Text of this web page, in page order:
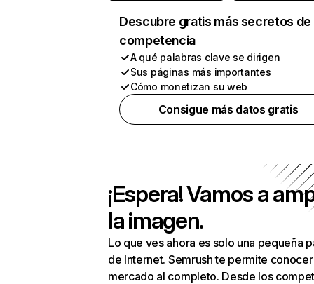
Descubre gratis más secretos de
competencia
A qué palabras clave se dirigen
Sus páginas más importantes
Cómo monetizan su web
Consigue más datos gratis
¡Espera! Vamos a
la imagen.
Lo que ves ahora es solo una pequeña
de Internet. Semrush te permite
mercado al completo. Desde los